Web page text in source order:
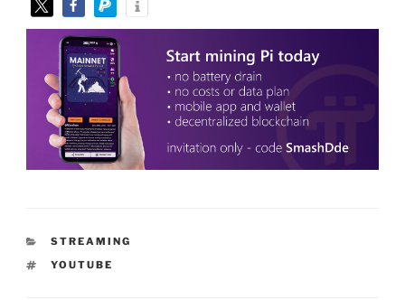
KATEGORIEN
STREAMING
SCHLAGWÖRTER
YOUTUBE